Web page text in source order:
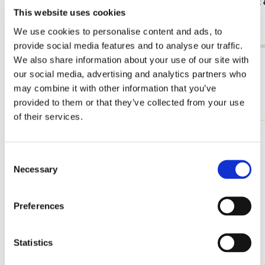
This website uses cookies
We use cookies to personalise content and ads, to
provide social media features and to analyse our traffic.
We also share information about your use of our site with
our social media, advertising and analytics partners who
may combine it with other information that you’ve
provided to them or that they’ve collected from your use
of their services.
Selection
Necessary
Preferences
Statistics
incl. CD, Krijn Koetsveld
€ 14,99 € 29,90
View all from Krijn Koetsveld
More from Klassieke muziek